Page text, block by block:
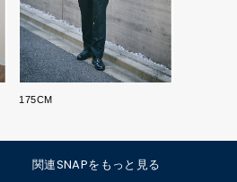
175CM
関連SNAPをもっと見る